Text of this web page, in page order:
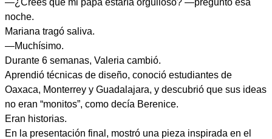
—¿Crees que mi papá estaría orgulloso? —preguntó esa
noche.
Mariana tragó saliva.
—Muchísimo.
Durante 6 semanas, Valeria cambió.
Aprendió técnicas de diseño, conoció estudiantes de
Oaxaca, Monterrey y Guadalajara, y descubrió que sus ideas
no eran “monitos”, como decía Berenice.
Eran historias.
En la presentación final, mostró una pieza inspirada en el